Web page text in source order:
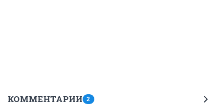
КОММЕНТАРИИ 2